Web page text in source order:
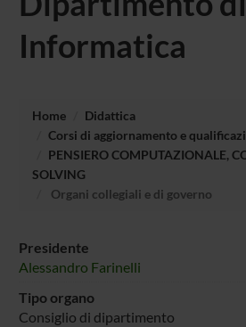
Informatica
Home
Didattica
Corsi di aggiornamento e
PENSIERO COMPUTAZIONALE,
SOLVING
Organi collegiali e di governo
Presidente
Alessandro Farinelli
Tipo organo
Consiglio di dipartimento